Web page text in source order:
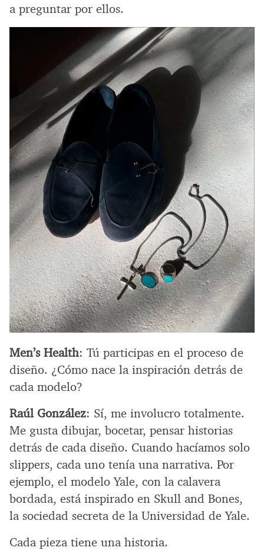
a preguntar por ellos.
Men’s Health: Tú participas en el proceso de
diseño. ¿Cómo nace la inspiración detrás de
cada modelo?
Raúl González: Sí, me involucro totalmente.
Me gusta dibujar, bocetar, pensar historias
detrás de cada diseño. Cuando hacíamos solo
slippers, cada uno tenía una narrativa. Por
ejemplo, el modelo Yale, con la calavera
bordada, está inspirado en Skull and Bones,
la sociedad secreta de la Universidad de Yale.
Cada pieza tiene una historia.